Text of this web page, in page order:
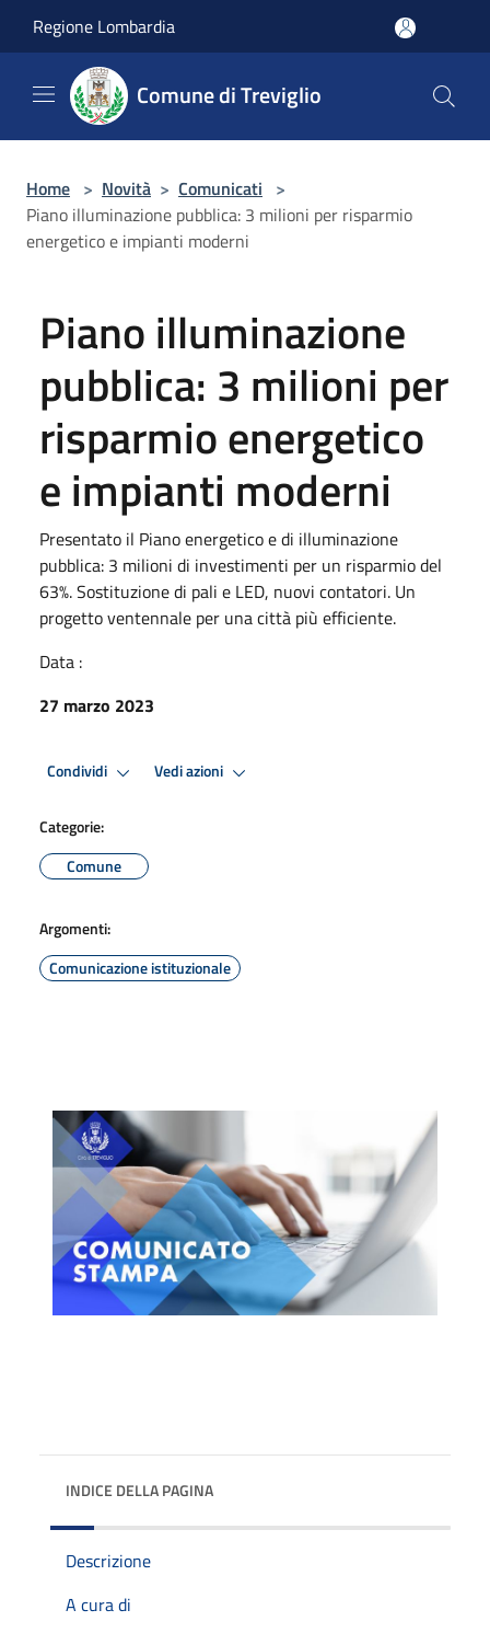
Regione Lombardia
Comune di Treviglio
Home > Novità > Comunicati >
Piano illuminazione pubblica: 3 milioni per risparmio
energetico e impianti moderni
Piano illuminazione
pubblica: 3 milioni per
risparmio energetico
e impianti moderni
Presentato il Piano energetico e di illuminazione
pubblica: 3 milioni di investimenti per un risparmio del
63%. Sostituzione di pali e LED, nuovi contatori. Un
progetto ventennale per una città più efficiente.
Data :
27 marzo 2023
Condividi Vedi azioni
Categorie:
Comune
Argomenti:
Comunicazione istituzionale
INDICE DELLA PAGINA
Descrizione
A cura di